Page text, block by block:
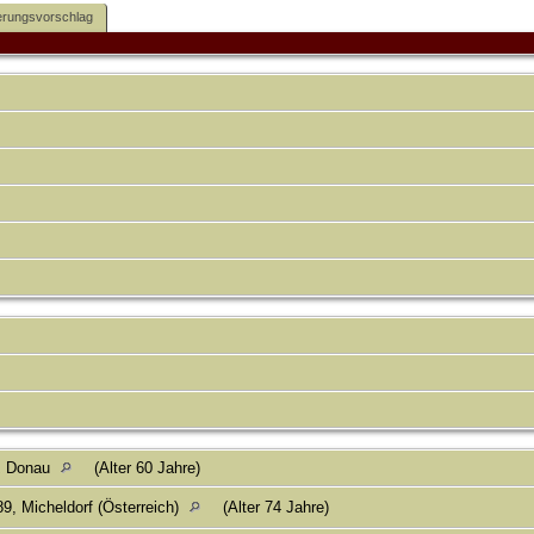
Donau (Alter 60 Jahre)
Micheldorf (Österreich) (Alter 74 Jahre)